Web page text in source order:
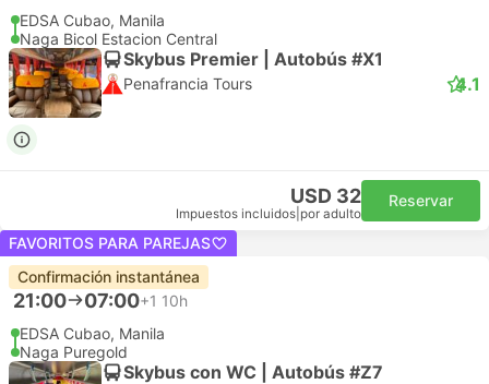
EDSA Cubao, Manila
Naga Bicol Estacion Central
Skybus Premier | Autobús #X1
Penafrancia Tours 4.1
USD 32
Impuestos incluidos por adulto
Reservar
FAVORITOS PARA PAREJAS
Confirmación instantánea
21:00 07:00+1 10h
EDSA Cubao, Manila
Naga Puregold
Skybus con WC | Autobús #Z7